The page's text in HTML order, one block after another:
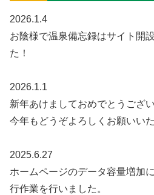
2026.1.4
お陰様で温泉備忘録はサイト開
た！
2026.1.1
新年あけましておめでとうござい
今年もどうぞよろしくお願いいた
2025.6.27
ホームページのデータ容量増加
行作業を行いました。